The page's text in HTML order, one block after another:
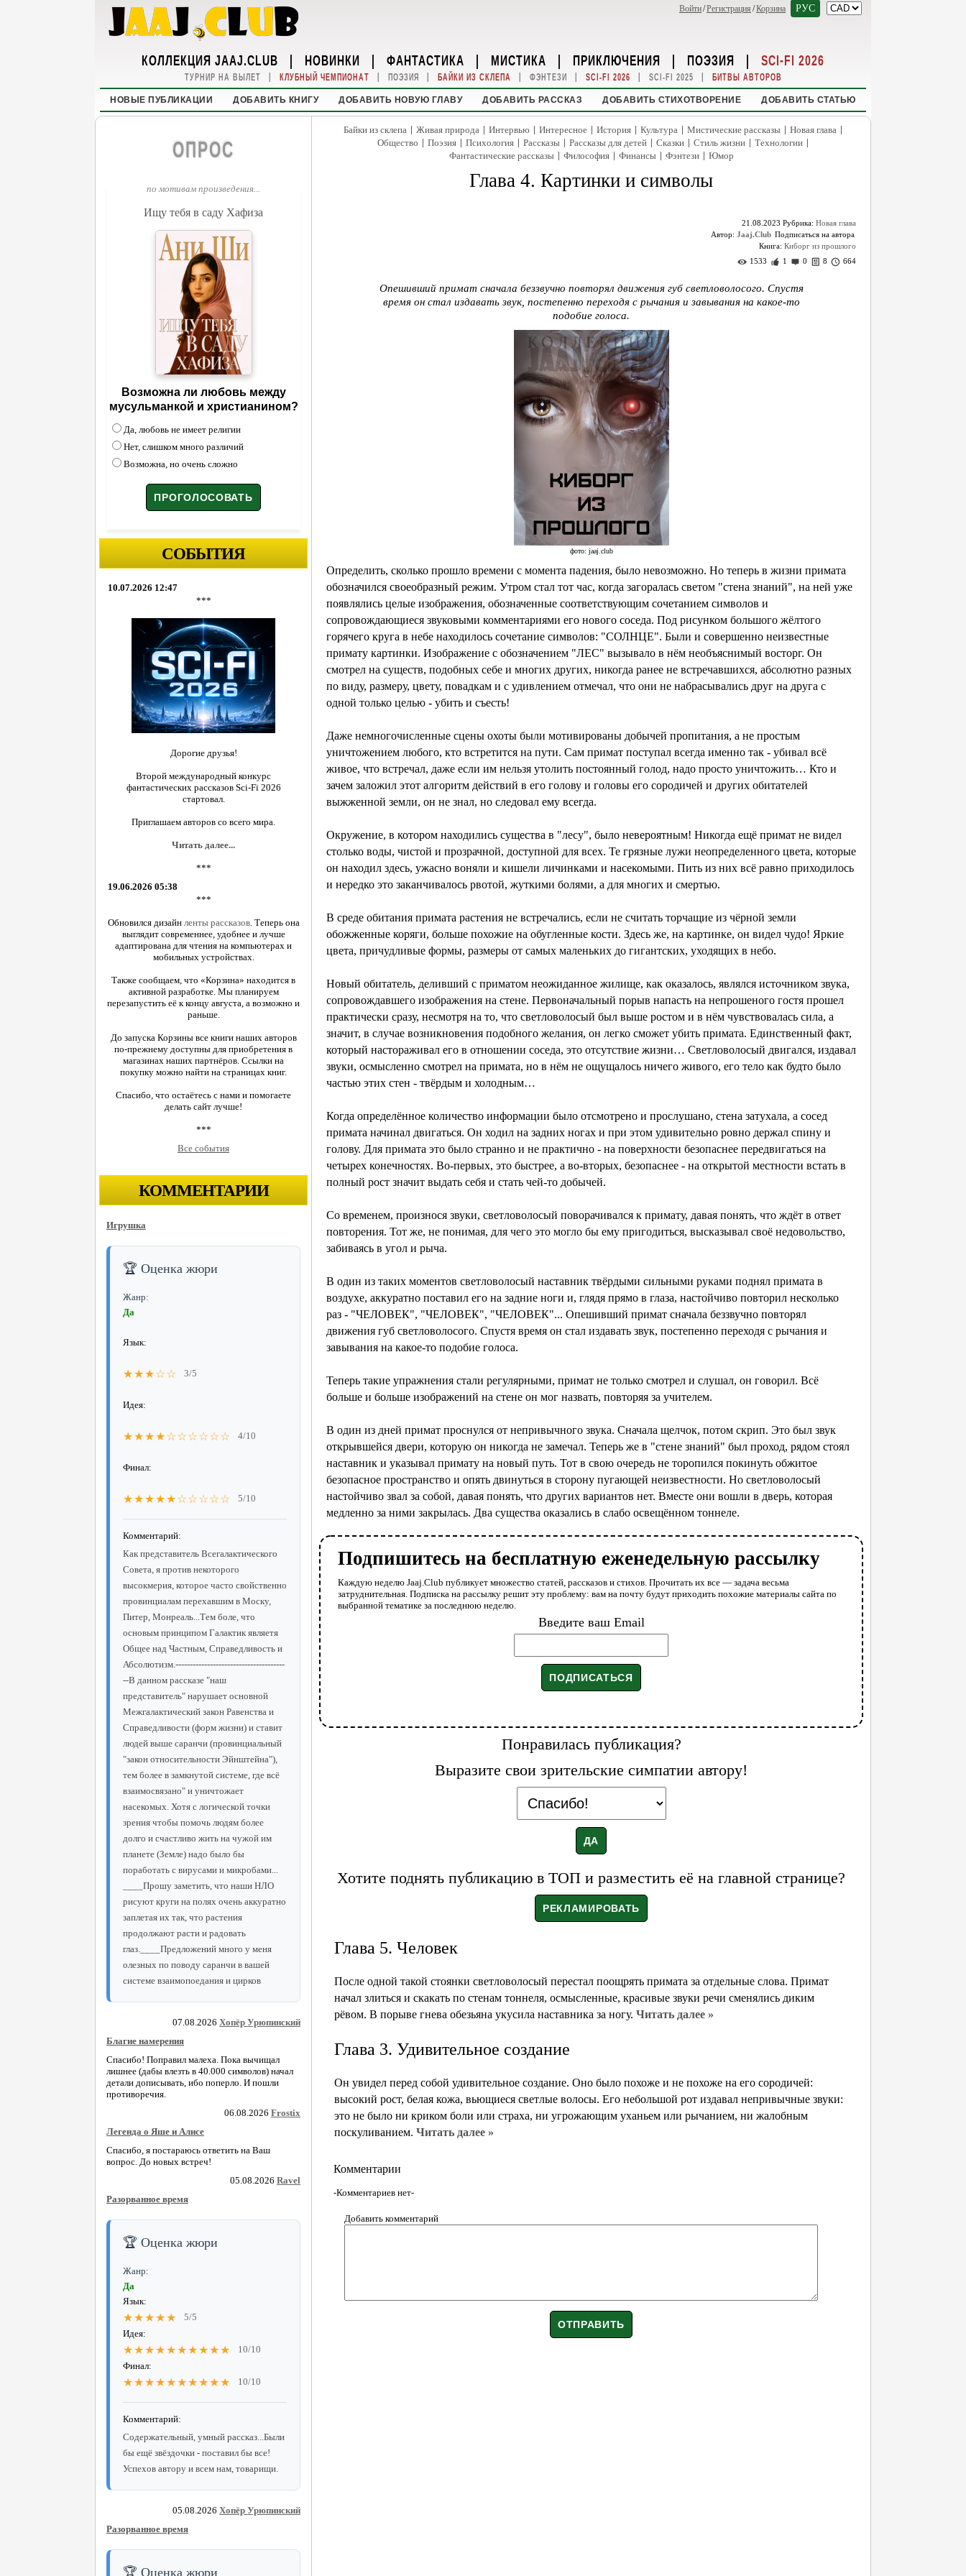
Войти/Регистрация /Корзина РУС
КОЛЛЕКЦИЯ JAAJ.CLUB | НОВИНКИ | ФАНТАСТИКА | МИСТИКА | ПРИКЛЮЧЕНИЯ | ПОЭЗИЯ | SCI-FI 2026
ТУРНИР НА ВЫЛЕТ | КЛУБНЫЙ ЧЕМПИОНАТ | ПОЭЗИЯ | БАЙКИ ИЗ СКЛЕПА | ФЭНТЕЗИ | SCI-FI 2026 | SCI-FI 2025 | БИТВЫ АВТОРОВ
НОВЫЕ ПУБЛИКАЦИИ ДОБАВИТЬ КНИГУ ДОБАВИТЬ НОВУЮ ГЛАВУ ДОБАВИТЬ РАССКАЗ ДОБАВИТЬ СТИХОТВОРЕНИЕ ДОБАВИТЬ СТАТЬЮ
ОПРОС
по мотивам произведения...
Ищу тебя в саду Хафиза
Возможна ли любовь между
мусульманкой и христианином?
Да, любовь не имеет религии
Нет, слишком много различий
Возможна, но очень сложно
СОБЫТИЯ
10.07.2026 12:47
***
Дорогие друзья!
Второй международный конкурс
фантастических рассказов Sci-Fi 2026
стартовал.
Приглашаем авторов со всего мира.
Читать далее...
***
19.06.2026 05:38
***
Обновился дизайн ленты рассказов. Теперь она
выглядит современнее, удобнее и лучше
адаптирована для чтения на компьютерах и
мобильных устройствах.
Также сообщаем, что «Корзина» находится в
активной разработке. Мы планируем
перезапустить её к концу августа, а возможно и
раньше.
До запуска Корзины все книги наших авторов
по-прежнему доступны для приобретения в
магазинах наших партнёров. Ссылки на
покупку можно найти на страницах книг.
Спасибо, что остаётесь с нами и помогаете
делать сайт лучше!
***
Все события
КОММЕНТАРИИ
Игрушка
🏆 Оценка жюри
Жанр:
Да
Язык:
★★★☆☆ 3/5
Идея:
★★★★☆☆☆☆☆☆ 4/10
Финал:
★★★★★☆☆☆☆☆ 5/10
Комментарий:
Как представитель Всегалактического
Совета, я против некоторого
высокмерия, которое часто свойственно
провинциалам перехавшим в Моску,
Питер, Монреаль...Тем боле, что
основым принципом Галактик являетя
Общее над Частным, Справедливость и
Абсолютизм.--------------------------------------
--В данном рассказе "наш
представитель" нарушает основной
Межгалактический закон Равенства и
Справедливости (форм жизни) и ставит
людей выше саранчи (провинциальный
"закон относительности Эйнштейна"),
тем более в замкнутой системе, где всё
взаимосвязано" и уничтожает
насекомых. Хотя с логической точки
зрения чтобы помочь людям более
долго и счастливо жить на чужой им
планете (Земле) надо было бы
поработать с вирусами и микробами...
____Прошу заметить, что наши НЛО
рисуют круги на полях очень аккуратно
заплетая их так, что растения
продолжают расти и радовать
глаз.____Предложений много у меня
олезных по поводу саранчи в вашей
системе взаимопоедания и цирков
07.08.2026 Хопёр Урюпинский
Благие намерения
Спасибо! Поправил малеха. Пока вычищал
лишнее (дабы влезть в 40.000 символов) начал
детали дописывать, ибо поперло. И пошли
противоречия.
06.08.2026 Frostix
Легенда о Яше и Алисе
Спасибо, я постараюсь ответить на Ваш
вопрос. До новых встреч!
05.08.2026 Ravel
Разорванное время
🏆 Оценка жюри
Жанр:
Да
Язык:
★★★★★
5/5
Идея:
★★★★★★★★★★
10/10
Финал:
★★★★★★★★★★ 10/10
Комментарий:
Содержательный, умный рассказ...Были
бы ещё звёздочки - поставил бы все!
Успехов автору и всем нам, товарищи.
05.08.2026 Хопёр Урюпинский
Разорванное время
🏆 Оценка жюри
Байки из склепа | Живая природа | Интервью | Интересное | История | Культура | Мистические рассказы | Новая глава |
Общество | Поэзия | Психология | Рассказы | Рассказы для детей | Сказки | Стиль жизни | Технологии |
Фантастические рассказы | Философия | Финансы | Фэнтези | Юмор
Глава 4. Картинки и символы
21.08.2023 Рубрика: Новая глава
Автор: Jaaj.Club
Книга: Киборг из прошлого
1533
1 0 8 664
Опешивший примат сначала беззвучно повторял движения губ светловолосого. Спустя
время он стал издавать звук, постепенно переходя с рычания и завывания на какое-то
подобие голоса.
фото: jaaj.club
Определить, сколько прошло времени с момента падения, было невозможно. Но теперь в жизни примата
обозначился своеобразный режим. Утром стал тот час, когда загоралась светом "стена знаний", на ней уже
появлялись целые изображения, обозначенные соответствующим сочетанием символов и
сопровождающиеся звуковыми комментариями его нового соседа. Под рисунком большого жёлтого
горячего круга в небе находилось сочетание символов: "СОЛНЦЕ". Были и совершенно неизвестные
примату картинки. Изображение с обозначением "ЛЕС" вызывало в нём необъяснимый восторг. Он
смотрел на существ, подобных себе и многих других, никогда ранее не встречавшихся, абсолютно разных
по виду, размеру, цвету, повадкам и с удивлением отмечал, что они не набрасывались друг на друга с
одной только целью - убить и съесть!
Даже немногочисленные сцены охоты были мотивированы добычей пропитания, а не простым
уничтожением любого, кто встретится на пути. Сам примат поступал всегда именно так - убивал всё
живое, что встречал, даже если им нельзя утолить постоянный голод, надо просто уничтожить… Кто и
зачем заложил этот алгоритм действий в его голову и головы его сородичей и других обитателей
выжженной земли, он не знал, но следовал ему всегда.
Окружение, в котором находились существа в "лесу", было невероятным! Никогда ещё примат не видел
столько воды, чистой и прозрачной, доступной для всех. Те грязные лужи неопределенного цвета, которые
он находил здесь, ужасно воняли и кишели личинками и насекомыми. Пить из них всё равно приходилось
и нередко это заканчивалось рвотой, жуткими болями, а для многих и смертью.
В среде обитания примата растения не встречались, если не считать торчащие из чёрной земли
обожженные коряги, больше похожие на обугленные кости. Здесь же, на картинке, он видел чудо! Яркие
цвета, причудливые формы, размеры от самых маленьких до гигантских, уходящих в небо.
Новый обитатель, деливший с приматом неожиданное жилище, как оказалось, являлся источником звука,
сопровождавшего изображения на стене. Первоначальный порыв напасть на непрошеного гостя прошел
практически сразу, несмотря на то, что светловолосый был выше ростом и в нём чувствовалась сила, а
значит, в случае возникновения подобного желания, он легко сможет убить примата. Единственный факт,
который настораживал его в отношении соседа, это отсутствие жизни… Светловолосый двигался, издавал
звуки, осмысленно смотрел на примата, но в нём не ощущалось ничего живого, его тело как будто было
частью этих стен - твёрдым и холодным…
Когда определённое количество информации было отсмотрено и прослушано, стена затухала, а сосед
примата начинал двигаться. Он ходил на задних ногах и при этом удивительно ровно держал спину и
голову. Для примата это было странно и не практично - на поверхности безопаснее передвигаться на
четырех конечностях. Во-первых, это быстрее, а во-вторых, безопаснее - на открытой местности встать в
полный рост значит выдать себя и стать чей-то добычей.
Со временем, произнося звуки, светловолосый поворачивался к примату, давая понять, что ждёт в ответ
повторения. Тот же, не понимая, для чего это могло бы ему пригодиться, высказывал своё недовольство,
забиваясь в угол и рыча.
В один из таких моментов светловолосый наставник твёрдыми сильными руками поднял примата в
воздухе, аккуратно поставил его на задние ноги и, глядя прямо в глаза, настойчиво повторил несколько
раз - "ЧЕЛОВЕК", "ЧЕЛОВЕК", "ЧЕЛОВЕК"... Опешивший примат сначала беззвучно повторял
движения губ светловолосого. Спустя время он стал издавать звук, постепенно переходя с рычания и
завывания на какое-то подобие голоса.
Теперь такие упражнения стали регулярными, примат не только смотрел и слушал, он говорил. Всё
больше и больше изображений на стене он мог назвать, повторяя за учителем.
В один из дней примат проснулся от непривычного звука. Сначала щелчок, потом скрип. Это был звук
открывшейся двери, которую он никогда не замечал. Теперь же в "стене знаний" был проход, рядом стоял
наставник и указывал примату на новый путь. Тот в свою очередь не торопился покинуть обжитое
безопасное пространство и опять двинуться в сторону пугающей неизвестности. Но светловолосый
настойчиво звал за собой, давая понять, что других вариантов нет. Вместе они вошли в дверь, которая
медленно за ними закрылась. Два существа оказались в слабо освещённом тоннеле.
Подпишитесь на бесплатную еженедельную рассылку
Каждую неделю Jaaj.Club публикует множество статей, рассказов и стихов. Прочитать их все — задача весьма
затруднительная. Подписка на рассылку решит эту проблему: вам на почту будут приходить похожие материалы сайта по
выбранной тематике за последнюю неделю.
Введите ваш Email
Понравилась публикация?
Выразите свои зрительские симпатии автору!
Хотите поднять публикацию в ТОП и разместить её на главной странице?
Глава 5. Человек
После одной такой стоянки светловолосый перестал поощрять примата за отдельные слова. Примат
начал злиться и скакать по стенам тоннеля, осмысленные, красивые звуки речи сменялись диким
рёвом. В порыве гнева обезьяна укусила наставника за ногу. Читать далее »
Глава 3. Удивительное создание
Он увидел перед собой удивительное создание. Оно было похоже и не похоже на его сородичей:
высокий рост, белая кожа, вьющиеся светлые волосы. Его небольшой рот издавал непривычные звуки:
это не было ни криком боли или страха, ни угрожающим уханьем или рычанием, ни жалобным
поскуливанием. Читать далее »
Комментарии
-Комментариев нет-
Добавить комментарий